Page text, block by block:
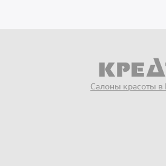
Салоны красоты в